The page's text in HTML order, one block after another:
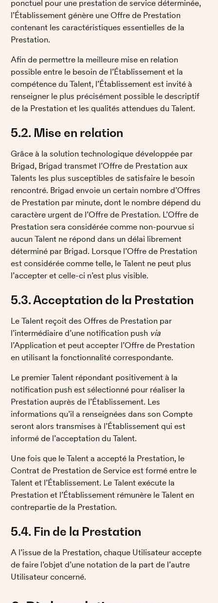
ponctuel pour une prestation de service déterminée,
l’Établissement génère une Offre de Prestation
contenant les caractéristiques essentielles de la
Prestation.
Afin de permettre la meilleure mise en relation
possible entre le besoin de l’Établissement et la
compétence du Talent, l’Établissement est invité à
renseigner le plus précisément possible le descriptif
de la Prestation et les qualités attendues du Talent.
5.2. Mise en relation
Grâce à la solution technologique développée par
Brigad, Brigad transmet l’Offre de Prestation aux
Talents les plus susceptibles de satisfaire le besoin
rencontré. Brigad envoie un certain nombre d’Offres
de Prestation par minute, dont le nombre dépend du
caractère urgent de l’Offre de Prestation. L’Offre de
Prestation sera considérée comme non-pourvue si
aucun Talent ne répond dans un délai librement
déterminé par Brigad. Lorsque l’Offre de Prestation
est considérée comme telle, le Talent ne peut plus
l’accepter et celle-ci n’est plus visible.
5.3. Acceptation de la Prestation
Le Talent reçoit des Offres de Prestation par
l’intermédiaire d’une notification push via
l’Application et peut accepter l’Offre de Prestation
en utilisant la fonctionnalité correspondante.
Le premier Talent répondant positivement à la
notification push est sélectionné pour réaliser la
Prestation auprès de l’Établissement. Les
informations qu’il a renseignées dans son Compte
seront alors transmises à l’Établissement qui est
informé de l’acceptation du Talent.
Une fois que le Talent a accepté la Prestation, le
Contrat de Prestation de Service est formé entre le
Talent et l’Établissement. Le Talent exécute la
Prestation et l’Établissement rémunère le Talent en
contrepartie de la Prestation.
5.4. Fin de la Prestation
A l’issue de la Prestation, chaque Utilisateur accepte
de faire l’objet d’une notation de la part de l’autre
Utilisateur concerné.